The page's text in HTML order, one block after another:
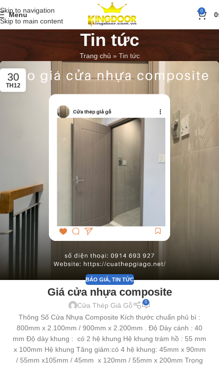
Skip to navigation
Skip to main content
Menu 0 0
Tin tức
Trang chủ » Tin tức
30
TH12
BÁO GIÁ, TIN TỨC
Giá cửa nhựa composite
Cửa Thép Giả Gỗ 0
Thông Số Cửa Nhựa Composite Kích thước chuẩn phủ bì :
800mm x 2.100mm / 900mm x 2.200mm . Độ Dày cánh : 40
mm Độ dày khung : có 2 hệ khung Hệ khung trám hồ : 55 mm
x 100mm Hệ khung Tăng giảm:có 4 hệ khung: 45mm x 90mm
/ 55mm x105mm / 45mm x 120mm / 55mm x 200mm Trọng